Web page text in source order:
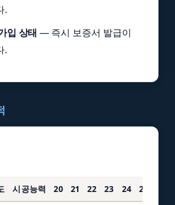
.
입 상태 — 즉시 보증서 발급이
.
시공능력 20 21 22 23 24 25